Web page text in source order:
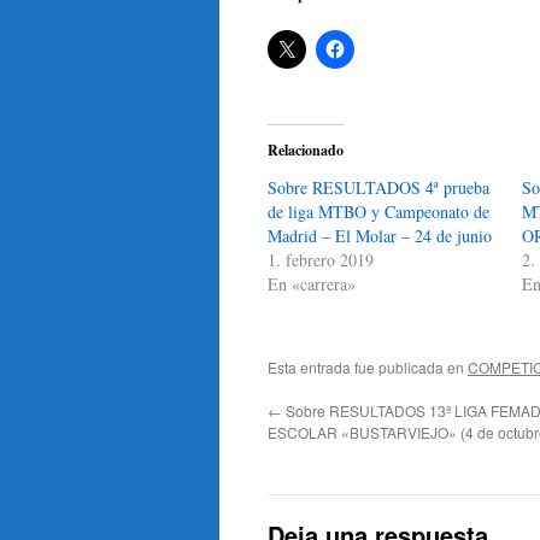
Relacionado
Sobre RESULTADOS 4ª prueba
de liga MTBO y Campeonato de
Madrid – El Molar – 24 de junio
1. febrero 2019
En «carrera»
2.
Esta entrada fue publicada en
← Sobre RESULTADOS 13ª LIGA
ESCOLAR «BUSTARVIEJO» (4 de